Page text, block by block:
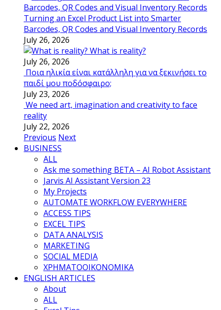
Turning an Excel Product List into Smarter
Barcodes, QR Codes and Visual Inventory Records
July 26, 2026
What is reality?
July 26, 2026
Ποια ηλικία είναι κατάλληλη για να ξεκινήσει το
παιδί μου ποδόσφαιρο;
July 23, 2026
We need art, imagination and creativity to face
reality
July 22, 2026
Previous Next
BUSINESS
ALL
Ask me something BETA – AI Robot Assistant
Jarvis AI Assistant Version 23
My Projects
AUTOMATE WORKFLOW EVERYWHERE
ACCESS TIPS
EXCEL TIPS
DATA ANALYSIS
MARKETING
SOCIAL MEDIA
ΧΡΗΜΑΤΟΟΙΚΟΝΟΜΙΚΑ
ENGLISH ARTICLES
About
ALL